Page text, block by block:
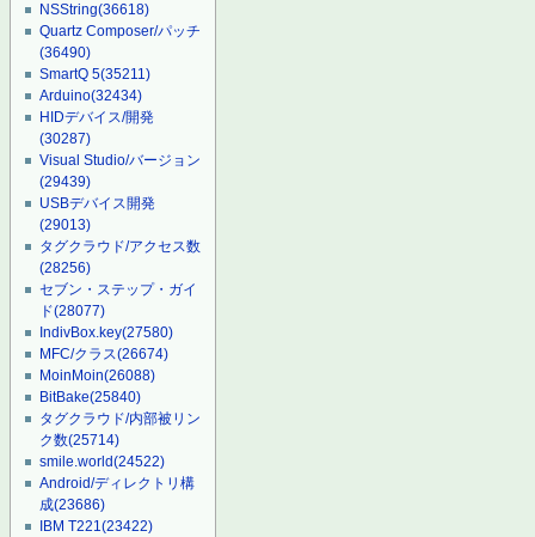
NSString(36618)
Quartz Composer/パッチ
(36490)
SmartQ 5(35211)
Arduino(32434)
HIDデバイス/開発
(30287)
Visual Studio/バージョン
(29439)
USBデバイス開発
(29013)
タグクラウド/アクセス数
(28256)
セブン・ステップ・ガイ
ド(28077)
IndivBox.key(27580)
MFC/クラス(26674)
MoinMoin(26088)
BitBake(25840)
タグクラウド/内部被リン
ク数(25714)
smile.world(24522)
Android/ディレクトリ構
成(23686)
IBM T221(23422)